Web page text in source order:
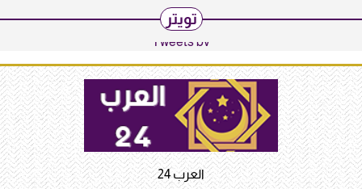
تويتر
Tweets by
العرب 24